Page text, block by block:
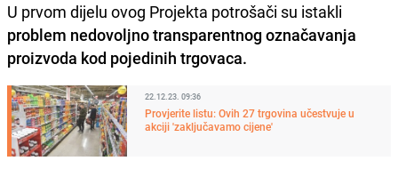
U prvom dijelu ovog Projekta potrošači su istakli
problem nedovoljno transparentnog označavanja
proizvoda kod pojedinih trgovaca.
22.12.23. 09:36
Provjerite listu: Ovih 27 trgovina učestvuje u
akciji 'zaključavamo cijene'